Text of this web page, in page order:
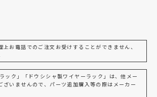
上お電話でのご注文お受けすることができません、
ック」「ドウシシャ製ワイヤーラック」は、他メー
ざいませんので、パーツ追加購入等の際はメーカー